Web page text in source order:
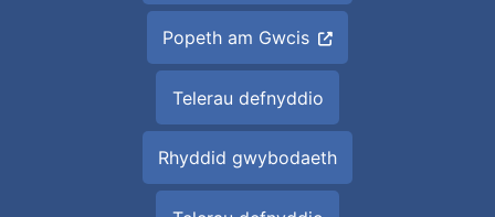
Popeth am Gwcis
Telerau defnyddio
Rhyddid gwybodaeth